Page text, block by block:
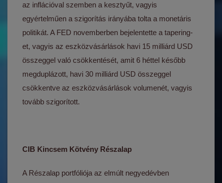
az inflációval szemben a kesztyűt, vagyis
egyértelműen a szigorítás irányába tolta a monetáris
politikát. A FED novemberben bejelentette a tapering-
et, vagyis az eszközvásárlások havi 15 milliárd USD
összeggel való csökkentését, amit 6 héttel később
megduplázott, havi 30 milliárd USD összeggel
csökkentve az eszközvásárlások volumenét, vagyis
tovább szigorított.
CIB Kincsem Kötvény Részalap
A Részalap portfóliója az elmúlt negyedévben